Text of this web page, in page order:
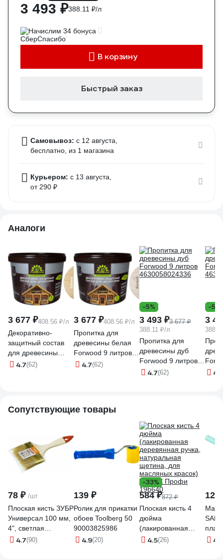
3 493 ₽388.11 ₽/л
Начислим 34 бонуса
В корзину
Быстрый заказ
Самовывоз: c 12 августа,
бесплатно , из 1 магазина
Курьером: c 13 августа,
от 290 ₽
Аналоги
3 677 ₽408.56 ₽/л
Декоративно-
защитный состав
для древесины
Forwood
4.7(62)
3 677 ₽408.56 ₽/л
Пропитка для
древесины белая
Forwood 9 литров
4630058024213
4.7(62)
-5%
3 493 ₽3 677 ₽
388.11 ₽/л
Пропитка для
древесины дуб
Forwood 9 литров
4630058024336
4.7(62)
-5%
3
4.7
Сопутствующие товары
78 ₽ /шт
Плоская кисть ЗУБР
Универсал 100 мм,
4", светлая
натуральная
4.7(90)
139 ₽
Ролик для прикатки
обоев Toolberg 50
90003825986
4.9(20)
-33%
584 ₽872 ₽
Плоская кисть 4
дюйма
(лакированная
деревянная ручка,
4.5(26)
127
4.8